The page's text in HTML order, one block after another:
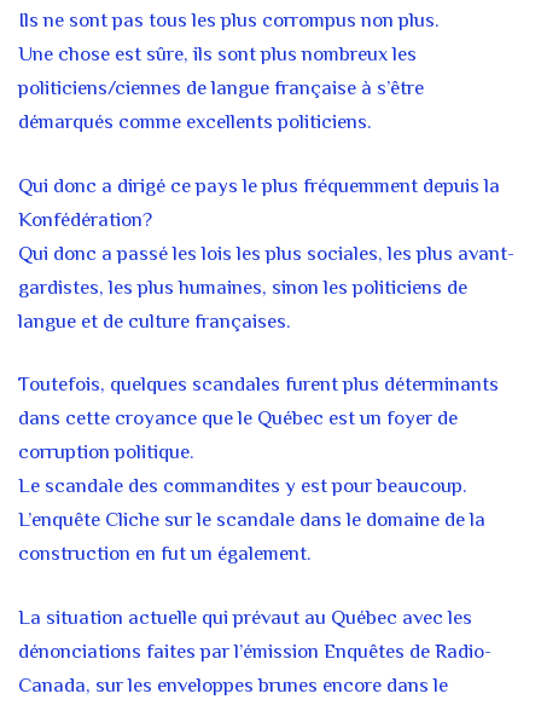
Ils ne sont pas tous les plus corrompus non plus.
Une chose est sûre, ils sont plus nombreux les
politiciens/ciennes de langue française à s’être
démarqués comme excellents politiciens.
Qui donc a dirigé ce pays le plus fréquemment depuis la
Konfédération?
Qui donc a passé les lois les plus sociales, les plus avant-
gardistes, les plus humaines, sinon les politiciens de
langue et de culture françaises.
Toutefois, quelques scandales furent plus déterminants
dans cette croyance que le Québec est un foyer de
corruption politique.
Le scandale des commandites y est pour beaucoup.
L’enquête Cliche sur le scandale dans le domaine de la
construction en fut un également.
La situation actuelle qui prévaut au Québec avec les
dénonciations faites par l’émission Enquêtes de Radio-
Canada, sur les enveloppes brunes encore dans le